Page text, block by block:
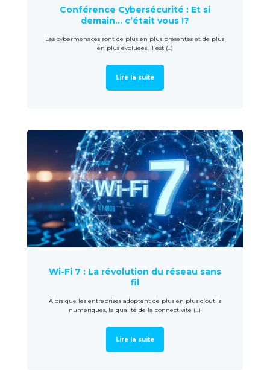
Conférence Cybersécurité : Et si
demain… c’était vous !?
Les cybermenaces sont de plus en plus présentes et de plus
en plus évoluées. Il est (...)
Lire la suite
Wi-Fi 7 : La révolution du réseau sans
fil
Alors que les entreprises adoptent de plus en plus d’outils
numériques, la qualité de la connectivité (...)
Lire la suite